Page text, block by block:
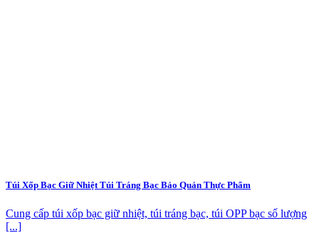
Túi Xốp Bạc Giữ Nhiệt Túi Tráng Bạc Bảo Quản Thực Phẩm
Cung cấp túi xốp bạc giữ nhiệt, túi tráng bạc, túi OPP bạc số lượng
[...]